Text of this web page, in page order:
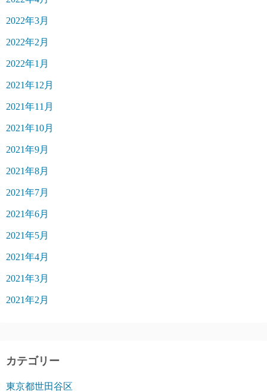
2022年3月
2022年2月
2022年1月
2021年12月
2021年11月
2021年10月
2021年9月
2021年8月
2021年7月
2021年6月
2021年5月
2021年4月
2021年3月
2021年2月
カテゴリー
東京都世田谷区